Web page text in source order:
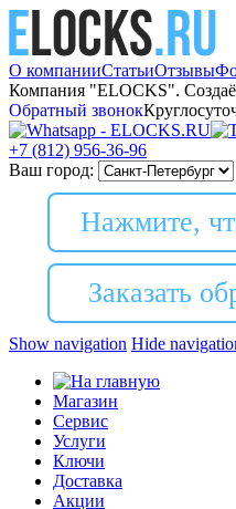
О компанииСтатьиОтзывы
Компания "ELOCKS".
Обратный звонок
+7 (812) 956-36-96
Ваш город:
Нажмите,
Заказать
Show navigation Hide
Магазин
Сервис
Услуги
Ключи
Доставка
Акции